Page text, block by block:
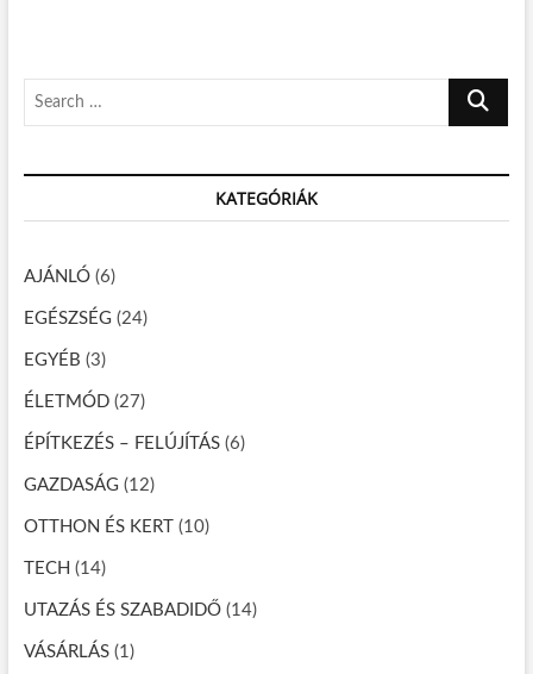
é
s
v
i
g
á
c
i
ó
:
:
r
h
KATEGÓRIÁK
AJÁNLÓ(6)
EGÉSZSÉG (24)
EGYÉB (3)
ÉLETMÓD(27)
ÉPÍTKEZÉS – FELÚJÍTÁS(6)
GAZDASÁG (12)
OTTHON ÉS KERT (10)
TECH (14)
UTAZÁS ÉS SZABADIDŐ(14)
VÁSÁRLÁS(1)